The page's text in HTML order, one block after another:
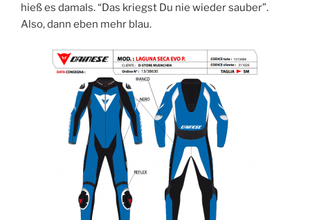
hieß es damals. “Das kriegst Du nie wieder sauber”.
Also, dann eben mehr blau.